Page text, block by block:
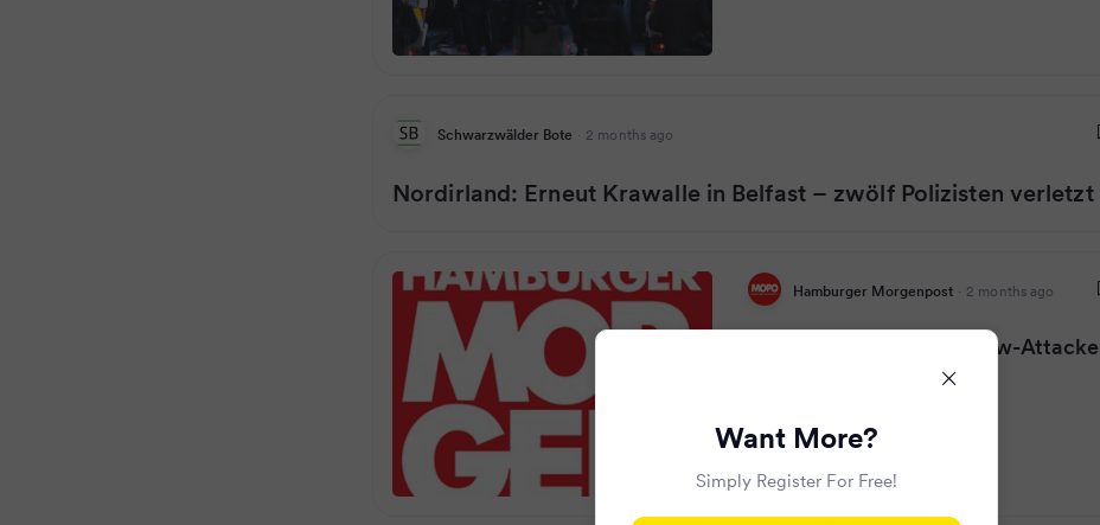
Schwarzwälder Bote · 2 months ago
Nordirland: Erneut Krawalle in Belfast – zwölf Polizisten verletzt
Hamburger Morgenpost · 2 months ago
Belfast eskaliert: Molotow-
Want More?
Simply Register For Free!